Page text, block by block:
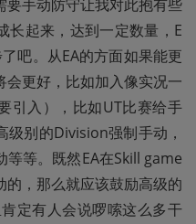
手动防守让我对此抱有些
长起来，达到一定数量，E
吧。从EA的方面如果能更
更好，比如加入像实况一
引入），比如UT比赛给手
级别的Division强制手动，
等。既然EA在Skill game
，那么就应该鼓励高级的
定有人会说啰嗦这么多干